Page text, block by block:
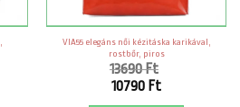
VIA55 elegáns női kézitáska karikával,
rostbőr, piros
13690Ft
Original
10790 Ft
Current